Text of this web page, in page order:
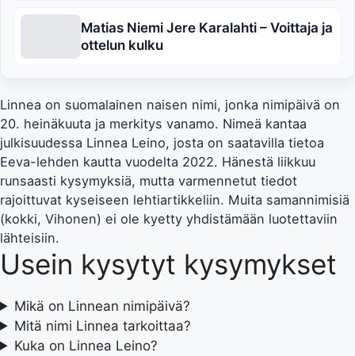
Matias Niemi Jere Karalahti – Voittaja ja
ottelun kulku
Linnea on suomalainen naisen nimi, jonka nimipäivä on
20. heinäkuuta ja merkitys vanamo. Nimeä kantaa
julkisuudessa Linnea Leino, josta on saatavilla tietoa
Eeva-lehden kautta vuodelta 2022. Hänestä liikkuu
runsaasti kysymyksiä, mutta varmennetut tiedot
rajoittuvat kyseiseen lehtiartikkeliin. Muita samannimisiä
(kokki, Vihonen) ei ole kyetty yhdistämään luotettaviin
lähteisiin.
Usein kysytyt kysymykset
Mikä on Linnean nimipäivä?
Mitä nimi Linnea tarkoittaa?
Kuka on Linnea Leino?